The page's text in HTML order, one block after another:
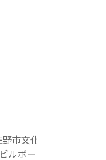
市文化会館 )
ルボートTOKYO )